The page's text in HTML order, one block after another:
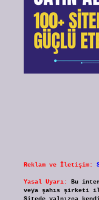
Reklam ve İletişim:
Yasal Uyarı:
Bu
veya şahıs şirketi